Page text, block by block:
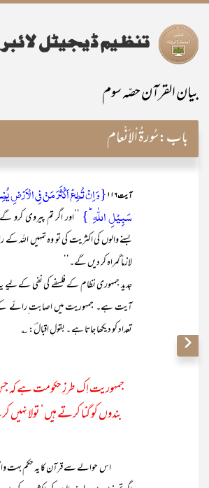
بیان القرآن حصّہ سوم
باب:سُورۃُ اْلاَنْعام
آیت ۱۱۶
{وَ اِنۡ تُطِعۡ اَکۡثَرَ مَنۡ فِی الۡاَرۡضِ
سَبِیۡلِ اللّٰہِ ؕ} ’’اور اگر تم پیروی کرو
بسنے والوں کی اکثریت کی تو وہ تمہیں اللہ
لازماً گمراہ کر دیں گے۔‘‘
جدید جمہوری نظام کے فلسفے کی نفی کے لیے
آیت ہے۔ جمہوریت میں اصابت ِرائے
تعداد کو دیکھا جاتا ہے ۔ بقولِ اقبالؔ: ؎
جمہوریت اِک طرزِ حکومت ہے کہ
بندوں کو گنا کرتے ہیں‘ تولا
اس حوالے سے قرآن کا یہ حکم بہت